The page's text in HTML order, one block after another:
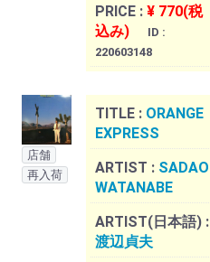
PRICE : ¥ 770(税
込み)
ID :
220603148
店舗
再入荷
TITLE : ORANGE
EXPRESS
ARTIST : SADAO
WATANABE
ARTIST(日本語) :
渡辺貞夫